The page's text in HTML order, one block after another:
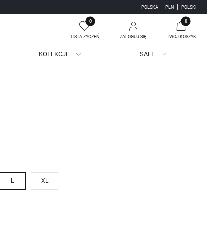
POLSKA PLN POLSKI
0
LISTA ŻYCZEŃ ZALOGUJ SIĘ
danych przy kolejnych zakupach
promocyjnych
0
TWÓJ KOSZYK
Twój koszyk jest pusty
KOLEKCJE SALE
L XL